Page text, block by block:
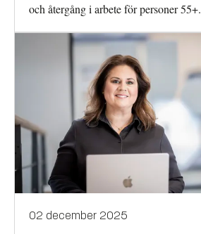
och återgång i arbete för personer 55+.
02 december 2025